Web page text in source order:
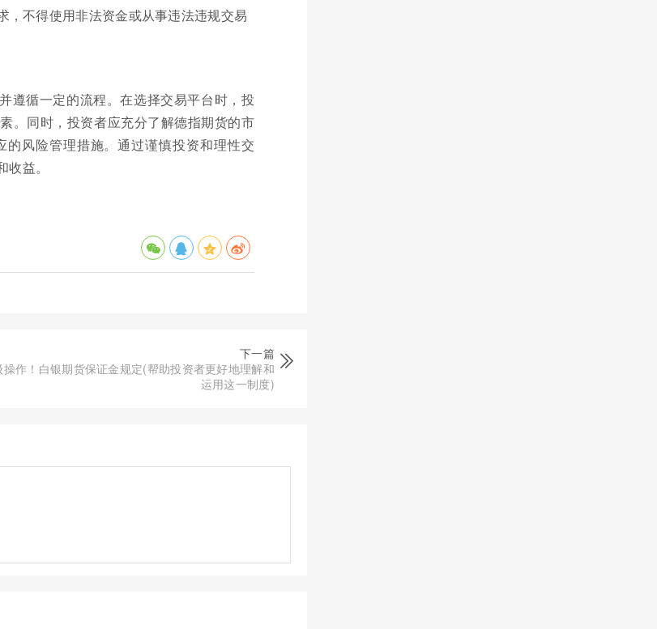
，不得使用非法资金或从事违法违规交易
遵循一定的流程。在选择交易平台时，投
。同时，投资者应充分了解德指期货的市
风险管理措施。通过谨慎投资和理性交
益。
下一篇
操作！白银期货保证金规定(帮助投资者更好地理解和
运用这一制度)